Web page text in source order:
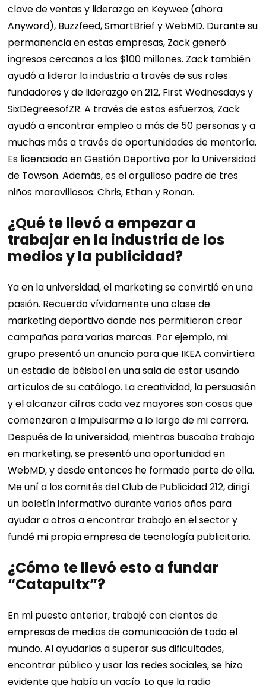
clave de ventas y liderazgo en Keywee (ahora
Anyword), Buzzfeed, SmartBrief y WebMD. Durante su
permanencia en estas empresas, Zack generó
ingresos cercanos a los $100 millones. Zack también
ayudó a liderar la industria a través de sus roles
fundadores y de liderazgo en 212, First Wednesdays y
SixDegreesofZR. A través de estos esfuerzos, Zack
ayudó a encontrar empleo a más de 50 personas y a
muchas más a través de oportunidades de mentoría.
Es licenciado en Gestión Deportiva por la Universidad
de Towson. Además, es el orgulloso padre de tres
niños maravillosos: Chris, Ethan y Ronan.
¿Qué te llevó a empezar a
trabajar en la industria de los
medios y la publicidad?
Ya en la universidad, el marketing se convirtió en una
pasión. Recuerdo vívidamente una clase de
marketing deportivo donde nos permitieron crear
campañas para varias marcas. Por ejemplo, mi
grupo presentó un anuncio para que IKEA convirtiera
un estadio de béisbol en una sala de estar usando
artículos de su catálogo. La creatividad, la persuasión
y el alcanzar cifras cada vez mayores son cosas que
comenzaron a impulsarme a lo largo de mi carrera.
Después de la universidad, mientras buscaba trabajo
en marketing, se presentó una oportunidad en
WebMD, y desde entonces he formado parte de ella.
Me uní a los comités del Club de Publicidad 212, dirigí
un boletín informativo durante varios años para
ayudar a otros a encontrar trabajo en el sector y
fundé mi propia empresa de tecnología publicitaria.
¿Cómo te llevó esto a fundar
“Catapultx”?
En mi puesto anterior, trabajé con cientos de
empresas de medios de comunicación de todo el
mundo. Al ayudarlas a superar sus dificultades,
encontrar público y usar las redes sociales, se hizo
evidente que había un vacío. Lo que la radio